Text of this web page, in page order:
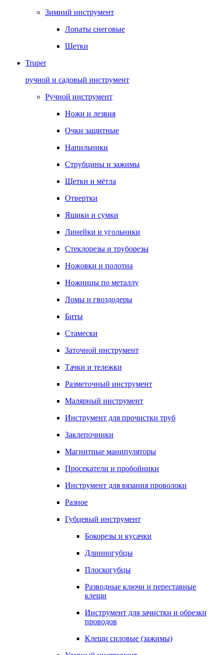
Зимний инструмент
Лопаты снеговые
Щетки
Truper
ручной и садовый инструмент
Ручной инструмент
Ножи и лезвия
Очки защитные
Напильники
Струбцины и зажимы
Щетки и мётла
Отвертки
Ящики и сумки
Линейки и угольники
Стеклорезы и труборезы
Ножовки и полотна
Ножницы по металлу
Ломы и гвоздодеры
Биты
Стамески
Заточной инструмент
Тачки и тележки
Разметочный инструмент
Малярный инструмент
Инструмент для прочистки труб
Заклепочники
Магнитные манипуляторы
Просекатели и пробойники
Инструмент для вязания проволоки
Разное
Губцевый инструмент
Бокорезы и кусачки
Длинногубцы
Плоскогубцы
Разводные ключи и переставные
клещи
Инструмент для зачистки и обрезки
проводов
Клещи силовые (зажимы)